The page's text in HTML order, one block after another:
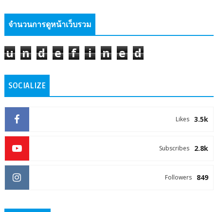
จำนวนการดูหน้าเว็บรวม
u n d e f i n e d
SOCIALIZE
3.5k
Likes
2.8k
Subscribes
849
Followers